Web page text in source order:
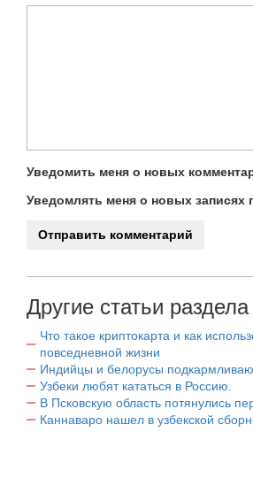
Уведомить меня о новых
Уведомлять меня о новых записях
Другие статьи раздела
Что такое криптокарта и как
повседневной жизни
Индийцы и белорусы
Узбеки любят кататься в Россию.
В Псковскую область потянулись
Каннаваро нашел в узбекской